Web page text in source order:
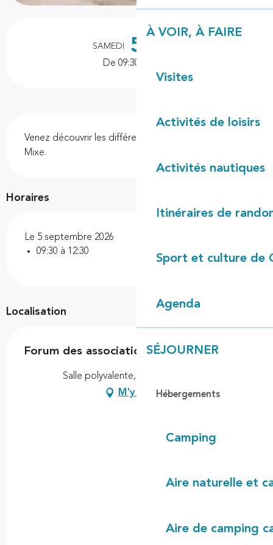
À VOIR, À FAIRE
Visites
Activités de loisirs
Activités nautiques
Itinéraires de
Sport et culture de
Agenda
SÉJOURNER
Hébergements
Camping
Aire naturelle et
Aire de camping
Ouverture et coordonnées
SAMEDI 5
De 09:30 à 12:30
Venez découvrir les différentes associations de Lit et
Mixe.
Horaires
Le 5 septembre 2026
09:30 à 12:30
Localisation
Forum des associations
Salle polyvalente, 40170 Lit-et-Mixe
M'y rendre